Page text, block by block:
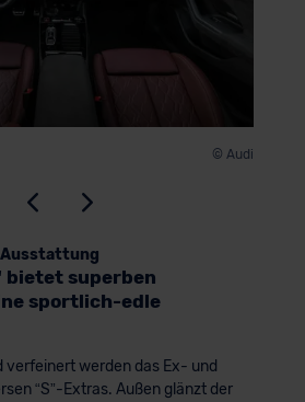
© Audi
Ausstattung
bietet superben
sportlich-edle
verfeinert werden das Ex- und
“S”-Extras. Außen glänzt der